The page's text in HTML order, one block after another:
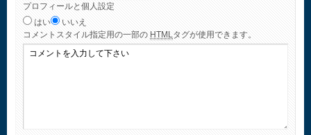
プロフィールと個人設定
はい
いいえ
コメント スタイル指定用の一部の HTML タグが使用できます。